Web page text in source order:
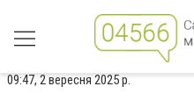
09:47, 2 вересня 2025 р.